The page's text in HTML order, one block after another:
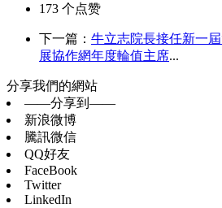
173 个点赞
下一篇： 牛立志院長接任新一
展協作網年度輪值主席...
分享我們的網站
——分享到——
新浪微博
騰訊微信
QQ好友
FaceBook
Twitter
LinkedIn